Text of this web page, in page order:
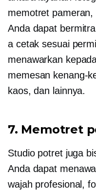
memotret
Anda dapat
a cetak sesuai
menawarkan
memesan kenang-
kaos, dan lainnya.
7. Memotret
Studio potret juga
Anda dapat
wajah profesional,